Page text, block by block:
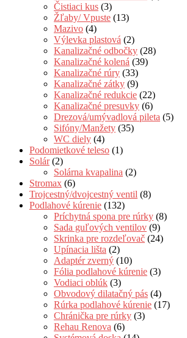
Čistiaci kus (3)
Žľaby/ Vpuste (13)
Mazivo (4)
Výlevka plastová (2)
Kanalizačné odbočky (28)
Kanalizačné kolená (39)
Kanalizačné rúry (33)
Kanalizačné zátky (9)
Kanalizačné redukcie (22)
Kanalizačné presuvky (6)
Drezová/umývadlová pileta (5)
Sifóny/Manžety (35)
WC diely (4)
Podomietkové teleso (1)
Solár (2)
Solárna kvapalina (2)
Stromax (6)
Trojcestný/dvojcestný ventil (8)
Podlahové kúrenie (132)
Príchytná spona pre rúrky (8)
Sada guľových ventilov (9)
Skrinka pre rozdeľovač (24)
Upínacia lišta (2)
Adaptér zverný (10)
Fólia podlahové kúrenie (3)
Vodiaci oblúk (3)
Obvodový dilatačný pás (4)
Rúrka podlahové kúrenie (17)
Chránička pre rúrky (3)
Rehau Renova (6)